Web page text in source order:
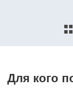
Для кого